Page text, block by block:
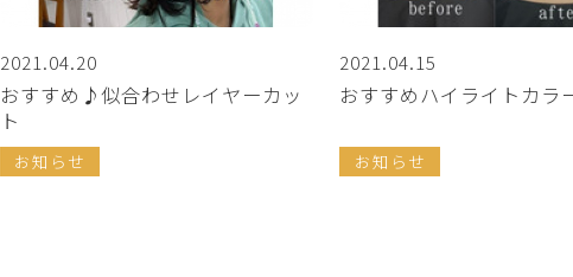
2021.04.20
おすすめ♪似合わせレイヤーカッ
ト
お知らせ
2021.04.15
おすすめハイライトカラ
お知らせ